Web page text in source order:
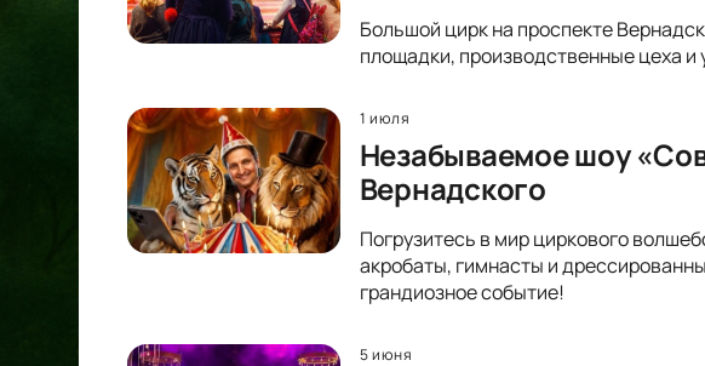
Большой цирк на проспекте
площадки, производственные цеха
1 июля
Незабываемое шоу
Вернадского
Погрузитесь в мир циркового
акробаты, гимнасты и
грандиозное событие!
5 июня